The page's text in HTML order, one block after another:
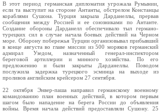
В этот период германская дипломатия угрожала Румынии,
если та выступит на стороне Антанты, обстрелом Констанцы
кораблями Сушона. Турция закрыла Дарданеллы, прервав
сообщения между Россией и ее союзниками по Антанте.
Создание обороны Дарданелл обеспечивало тыл германо-
турецких сил в случае начала боевых действий на Черном
море. Оборону побережья Турции организовывал прибывший
в конце августа во главе миссии из 500 моряков германский
адмирал Узедом, назначенный генерал-инспектором
береговой артиллерии и минного хозяйства. По его
предложению и были закрыты Дарданеллы. Поводом
послужила задержка турецкого эсминца на выходе из
проливов английским крейсером 27 сентября.
22 октября Энвер-паша направил германскому военному
командованию план военных действий, в котором первым
шагом было нападение на берега России до объявления
войны. Время начала действий предоставляли Сушону. 25